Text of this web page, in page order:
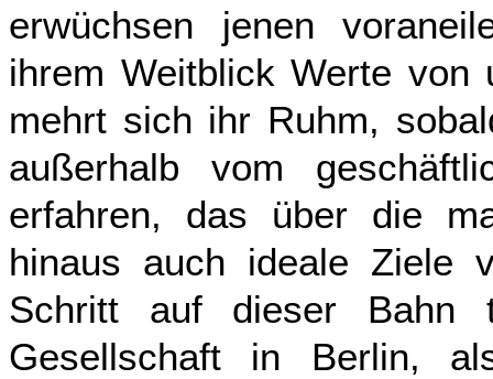
erwüchsen jenen
ihrem Weitblick Werte von
mehrt sich ihr Ruhm,
außerhalb vom
erfahren, das über die
hinaus auch ideale Ziele
Schritt auf dieser Bahn
Gesellschaft in Berlin,